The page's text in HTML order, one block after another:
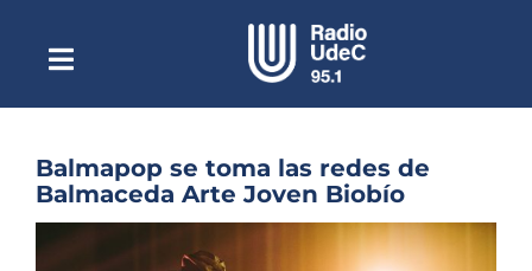
contenidoToggle
NavigationEscuchar Radio UdeC en vivo
Quiénes Somos
Programación
Balmapop se toma las redes de
Balmaceda Arte Joven Biobío